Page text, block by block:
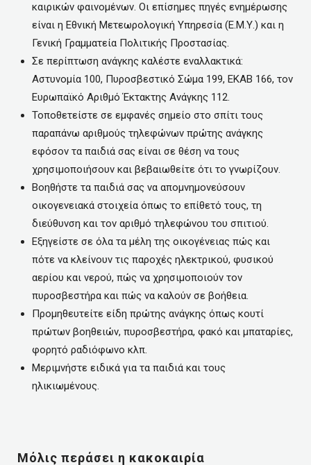
καιρικών φαινομένων. Οι επίσημες πηγές ενημέρωσης
είναι η Εθνική Μετεωρολογική Υπηρεσία (Ε.Μ.Υ.) και η
Γενική Γραμματεία Πολιτικής Προστασίας.
Σε περίπτωση ανάγκης καλέστε εναλλακτικά:
Αστυνομία 100, Πυροσβεστικό Σώμα 199, ΕΚΑΒ 166, τον
Ευρωπαϊκό Αριθμό Έκτακτης Ανάγκης 112.
Τοποθετείστε σε εμφανές σημείο στο σπίτι τους
παραπάνω αριθμούς τηλεφώνων πρώτης ανάγκης
εφόσον τα παιδιά σας είναι σε θέση να τους
χρησιμοποιήσουν και βεβαιωθείτε ότι το γνωρίζουν.
Βοηθήστε τα παιδιά σας να απομνημονεύσουν
οικογενειακά στοιχεία όπως το επίθετό τους, τη
διεύθυνση και τον αριθμό τηλεφώνου του σπιτιού.
Εξηγείστε σε όλα τα μέλη της οικογένειας πώς και
πότε να κλείνουν τις παροχές ηλεκτρικού, φυσικού
αερίου και νερού, πώς να χρησιμοποιούν τον
πυροσβεστήρα και πώς να καλούν σε βοήθεια.
Προμηθευτείτε είδη πρώτης ανάγκης όπως κουτί
πρώτων βοηθειών, πυροσβεστήρα, φακό και μπαταρίες,
φορητό ραδιόφωνο κλπ.
Μεριμνήστε ειδικά για τα παιδιά και τους
ηλικιωμένους.
Μόλις περάσει η κακοκαιρία